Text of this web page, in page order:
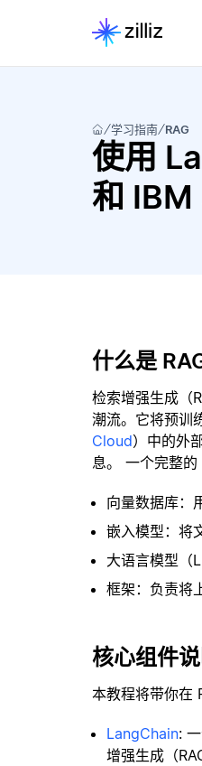
学习指南 RAG
使用
和
什么是
检索增强生成（
潮流。它将预训
Cloud）中的外
息。 一个完整的
向量数据库：
嵌入模型：将
大语言模型（
框架：负责将
核心组件
本教程将带你在
LangChain:
增强生成（